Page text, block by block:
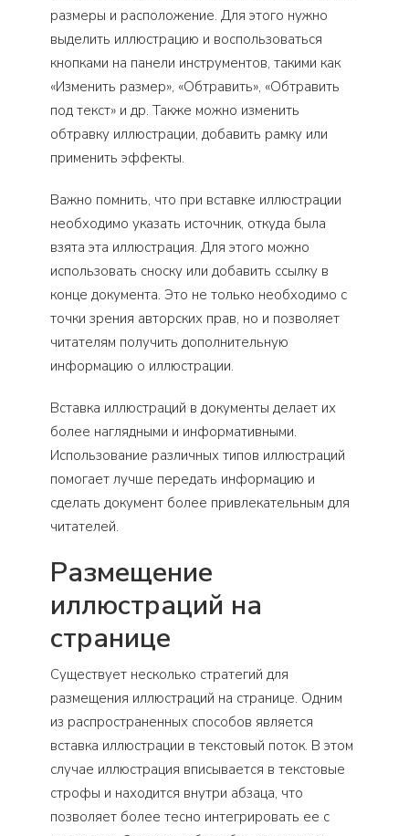
размеры и расположение. Для этого нужно
выделить иллюстрацию и воспользоваться
кнопками на панели инструментов, такими как
«Изменить размер», «Обтравить», «Обтравить
под текст» и др. Также можно изменить
обтравку иллюстрации, добавить рамку или
применить эффекты.
Важно помнить, что при вставке иллюстрации
необходимо указать источник, откуда была
взята эта иллюстрация. Для этого можно
использовать сноску или добавить ссылку в
конце документа. Это не только необходимо с
точки зрения авторских прав, но и позволяет
читателям получить дополнительную
информацию о иллюстрации.
Вставка иллюстраций в документы делает их
более наглядными и информативными.
Использование различных типов иллюстраций
помогает лучше передать информацию и
сделать документ более привлекательным для
читателей.
Размещение
иллюстраций на
странице
Существует несколько стратегий для
размещения иллюстраций на странице. Одним
из распространенных способов является
вставка иллюстрации в текстовый поток. В этом
случае иллюстрация вписывается в текстовые
строфы и находится внутри абзаца, что
позволяет более тесно интегрировать ее с